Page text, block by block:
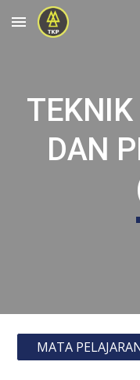
Skip to main content
TEKNIK
DAN
MATA